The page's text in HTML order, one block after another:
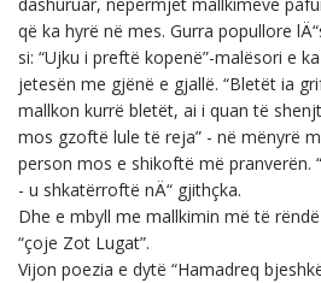
që ka hyrë në mes. Gurra popullore
si: “Ujku i preftë kopenë”-malësori e
jetesën me gjënë e gjallë. “Bletët ia
mallkon kurrë bletët, ai i quan të
mos gzoftë lule të reja” - në mënyrë
person mos e shikoftë më pranverën.
- u shkatërroftë nÄ“ gjithçka.
Dhe e mbyll me mallkimin më të
“çoje Zot Lugat”.
Vijon poezia e dytë “Hamadreq